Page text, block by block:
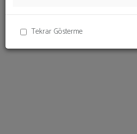
Tekrar Gösterme